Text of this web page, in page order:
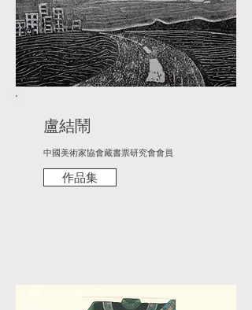
盧結鬧
中國美術家協會藏書票研究會會員
作品集